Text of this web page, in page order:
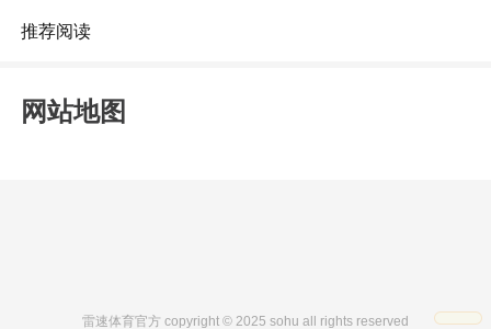
推荐阅读
网站地图
雷速体育官方 copyright © 2025 sohu all rights reserved